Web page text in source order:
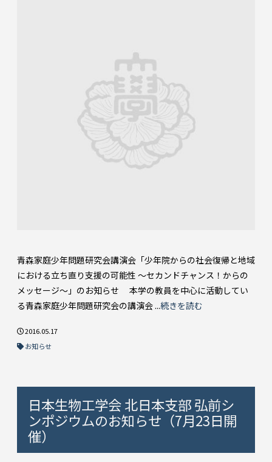
青森家庭少年問題研究会講演会「少年院からの社会復帰と地域
における立ち直り支援の可能性 ～セカンドチャンス！からの
メッセージ～」のお知らせ 本学の教員を中心に活動してい
る青森家庭少年問題研究会の講演会 ...続きを読む
2016.05.17
お知らせ
日本生物工学会 北日本支部 弘前シ
ンポジウムのお知らせ（7月23日開
催）